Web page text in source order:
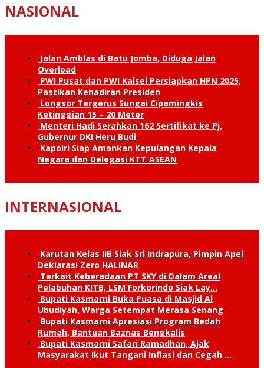
NASIONAL
Jalan Amblas di Batu Jomba, Diduga Jalan
Overload
PWI Pusat dan PWI Kalsel Persiapkan HPN 2025,
Pastikan Kehadiran Presiden
Longsor Tergerus Sungai Cipamingkis
Ketinggian 15 – 20 Meter
Menteri Hadi Serahkan 162 Sertifikat ke Pj.
Gubernur DKI Heru Budi
Kapolri Siap Amankan Kepulangan Kepala
Negara dan Delegasi KTT ASEAN
INTERNASIONAL
Karutan Kelas IIB Siak Sri Indrapura, Pimpin Apel
Deklarasi Zero HALINAR
Terkait Keberadaan PT SKY di Dalam Areal
Pelabuhan KITB, LSM Forkorindo Siak Lay…
Bupati Kasmarni Buka Puasa di Masjid Al
Ubudiyah, Warga Setempat Merasa Senang
Bupati Kasmarni Apresiasi Program Bedah
Rumah, Bantuan Baznas Bengkalis
Bupati Kasmarni Safari Ramadhan, Ajak
Masyarakat Ikut Tangani Inflasi dan Cegah …